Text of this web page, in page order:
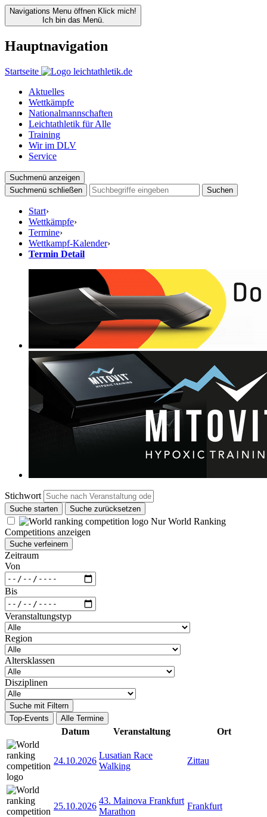
Navigations Menu öffnen Klick mich!
Ich bin das Menü.
Hauptnavigation
Startseite
Aktuelles
Wettkämpfe
Nationalmannschaften
Leichtathletik für Alle
Training
Wir im DLV
Service
Suchmenü anzeigen
Suchmenü schließen
Suchen
Start›
Wettkämpfe›
Termine›
Wettkampf-Kalender›
Termin Detail
Stichwort
Suche starten Suche zurücksetzen
Nur World Ranking
Competitions anzeigen
Suche verfeinern
Zeitraum
Von
Bis
Veranstaltungstyp
Region
Altersklassen
Disziplinen
Suche mit Filtern
Top-Events
Alle Termine
Datum Veranstaltung Ort
24.10.2026
Lusatian Race
Walking
Zittau
25.10.2026
43. Mainova Frankfurt
Marathon
Frankfurt